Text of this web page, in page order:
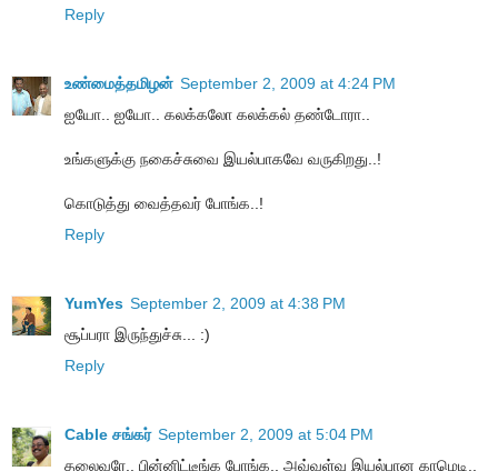
Reply
உண்மைத்தமிழன் September 2, 2009 at 4:24 PM
ஐயோ.. ஐயோ.. கலக்கலோ கலக்கல் தண்டோரா..
உங்களுக்கு நகைச்சுவை இயல்பாகவே வருகிறது..!
கொடுத்து வைத்தவர் போங்க..!
Reply
YumYes September 2, 2009 at 4:38 PM
சூப்பரா இருந்துச்சு... :)
Reply
Cable சங்கர் September 2, 2009 at 5:04 PM
தலைவரே.. பின்னிட்டீங்க போங்க.. அவ்வள்வு இயல்பான காமெடி..